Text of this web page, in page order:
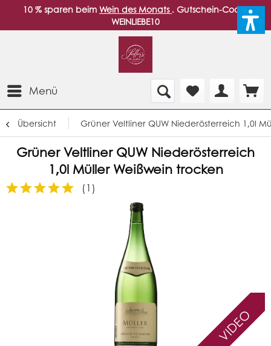
10 % sparen beim Wein des Monats . Gutschein-Code:
WEINLIEBE10
Menü
Übersicht Grüner Veltliner QUW Niederösterreich 1,0l
Grüner Veltliner QUW Niederösterreich
1,0l Müller Weißwein trocken
(1 )
VIDEO